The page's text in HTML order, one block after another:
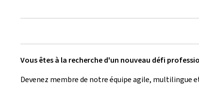
Vous êtes à la recherche d'un nouveau défi
Devenez membre de notre équipe agile, multilingue